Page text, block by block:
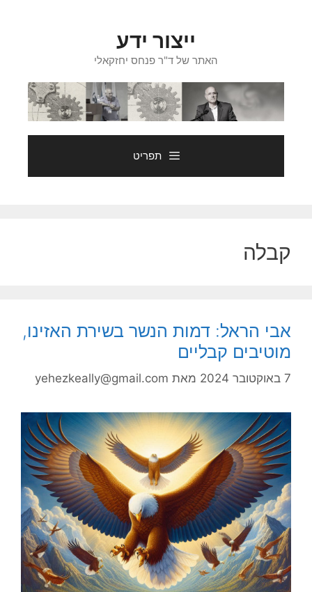
ייצור ידע
האתר של ד"ר פנחס יחזקאלי
תפריט
קבלה
אבי הראל: דמות הנשר בשירת האזינו,
מוטיבים קבליים
7 באוקטובר 2024 מאת yehezkeally@gmail.com